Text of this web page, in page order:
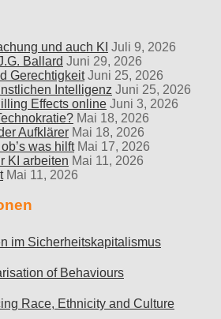
und auch KI Juli 9, 2026
Ballard Juni 29, 2026
Gerechtigkeit Juni 25, 2026
Intelligenz Juni 25, 2026
Effects online Juni 3, 2026
Mai 18, 2026
Aufklärer Mai 18, 2026
was hilft Mai 17, 2026
KI arbeiten Mai 11, 2026
Mai 11, 2026
im Sicherheitskapitalismus
of Behaviours
Race, Ethnicity and Culture